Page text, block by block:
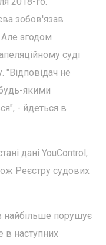
зобов'язав
згодом
суді
"Відповідач не
якими
- йдеться в
дані YouControl,
Реєстру судових
найбільше порушує
в наступних